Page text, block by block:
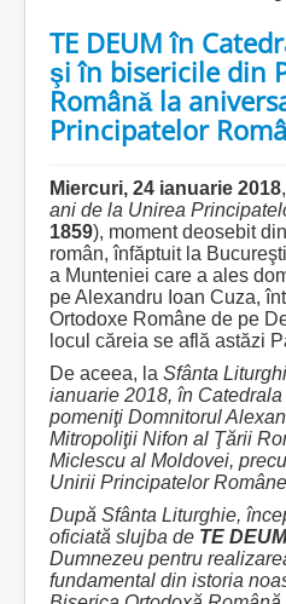
TE DEUM în
şi în bisericile din
Română la
Principatelor
Miercuri, 24 ianuarie 2018
ani de la Unirea
1859), moment deosebit
român, înfăptuit la
a Munteniei care a ales
pe Alexandru Ioan Cuza,
Ortodoxe Române de pe
locul căreia se află astăzi
De aceea, la Sfânta
ianuarie 2018, în
pomeniţi Domnitorul
Mitropoliţii Nifon al Ţării
Miclescu al Moldovei,
Unirii Principatelor Române
După Sfânta Liturghie,
oficiată slujba de TE DEUM
Dumnezeu pentru
fundamental din istoria